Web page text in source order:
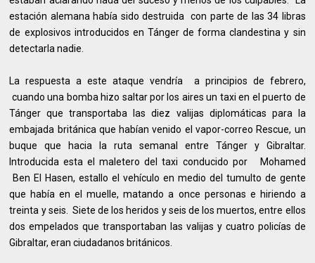
estación alemana había sido destruida con parte de las 34 libras
de explosivos introducidos en Tánger de forma clandestina y sin
detectarla nadie.
La respuesta a este ataque vendría a principios de febrero,
cuando una bomba hizo saltar por los aires un taxi en el puerto de
Tánger que transportaba las diez valijas diplomáticas para la
embajada británica que habían venido el vapor-correo Rescue, un
buque que hacia la ruta semanal entre Tánger y Gibraltar.
Introducida esta el maletero del taxi conducido por Mohamed
Ben El Hasen, estallo el vehículo en medio del tumulto de gente
que había en el muelle, matando a once personas e hiriendo a
treinta y seis. Siete de los heridos y seis de los muertos, entre ellos
dos empelados que transportaban las valijas y cuatro policías de
Gibraltar, eran ciudadanos británicos.